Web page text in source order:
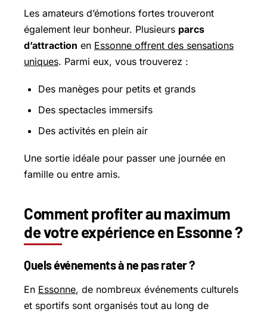
Les amateurs d’émotions fortes trouveront
également leur bonheur. Plusieurs parcs
d’attraction en Essonne offrent des sensations
uniques. Parmi eux, vous trouverez :
Des manèges pour petits et grands
Des spectacles immersifs
Des activités en plein air
Une sortie idéale pour passer une journée en
famille ou entre amis.
Comment profiter au maximum
de votre expérience en Essonne ?
Quels événements à ne pas rater ?
En Essonne, de nombreux événements culturels
et sportifs sont organisés tout au long de